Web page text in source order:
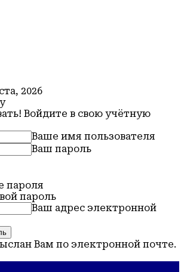
2026
Войдите в свою учётную
Ваше имя пользователя
Ваш пароль
пароля
пароль
Ваш адрес электронной
Вам по электронной почте.